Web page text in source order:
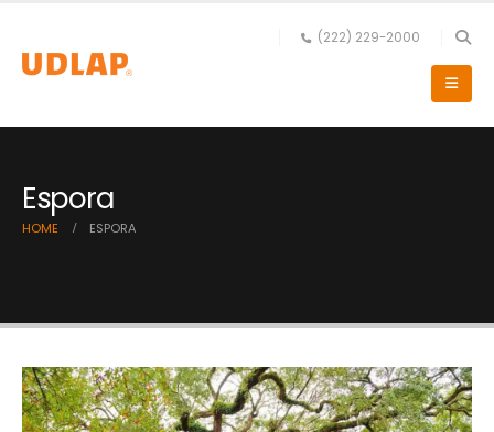
(222) 229-2000
Espora
HOME ESPORA